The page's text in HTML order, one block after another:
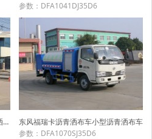
参数：DFA1041DJ35D6
东风多利卡沥青洒布车，国四沥青洒布车
东风福瑞卡沥青洒布车小型沥青洒布车
参数：DFA1070SJ35D6